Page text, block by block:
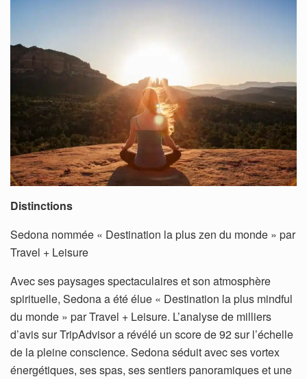
Distinctions
Sedona nommée « Destination la plus zen du monde » par
Travel + Leisure
Avec ses paysages spectaculaires et son atmosphère
spirituelle, Sedona a été élue « Destination la plus mindful
du monde » par Travel + Leisure. L’analyse de milliers
d’avis sur TripAdvisor a révélé un score de 92 sur l’échelle
de la pleine conscience. Sedona séduit avec ses vortex
énergétiques, ses spas, ses sentiers panoramiques et une